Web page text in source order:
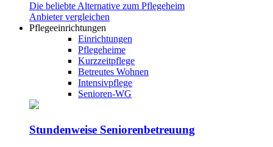
Die beliebte Alternative zum Pflegeheim
Anbieter vergleichen
Pflegeeinrichtungen
Einrichtungen
Pflegeheime
Kurzzeitpflege
Betreutes Wohnen
Intensivpflege
Senioren-WG
Stundenweise Seniorenbetreuung